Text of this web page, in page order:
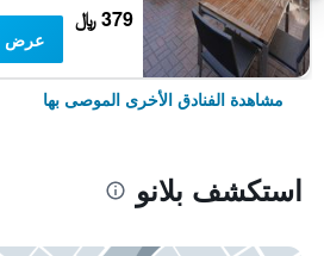
379 ﷼
عرض
مشاهدة الفنادق الأخرى الموصى بها
استكشف بلانو